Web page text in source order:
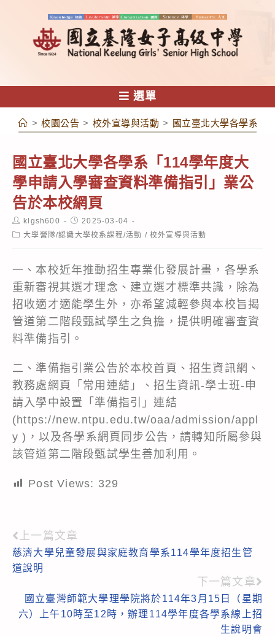
容
選單
> 校園公告 > 校外宣導與活動 > 國立臺北大學各學系「
國立臺北大學各學系「114學年度大
學申請入學審查資料準備指引」業公
告於本校網頁
Post
author:
klgsh600
Post
published:
2025-03-04
Post大學營隊/認識大學校系課程/活動 / 校外宣導與活動
一、本校近年推動招生專業化發展計畫，各學系
重新審視其選才理念、建立選才標準共識，除為
招收適才適能學生外，亦希望減輕參與本校旨揭
管道第二階段甄試學生之負擔，提供明確審查資
料準備指引。
二、準備指引業公告於本校首頁、招生資訊網、
教務處網頁「常用連結」、招生資訊-學士班-申
請入學中設置「準備指引」連結
(https://new.ntpu.edu.tw/oaa/admission/appl
y )，以及各學系網頁同步公告，請轉知所屬參與
該管道第二階段甄試學生善加利用。
Post Views: 329
Read
more
上一篇文章
慈濟大學兒童發展與家庭教育學系114學年度招生管
道說明
下一篇文章
國立臺灣師範大學理學院將於114年3月15日（星期
六）上午10時至12時，辦理114學年度各學系線上招
生說明會